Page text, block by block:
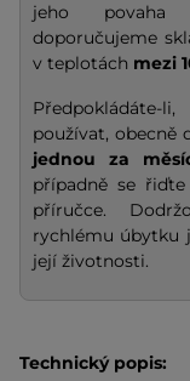
jeho povaha
doporučujeme
v teplotách mezi
Předpokládáte-
používat, obecně
jednou za
případně se
příručce.
rychlému úbytku
její životnosti.
Technický popis: